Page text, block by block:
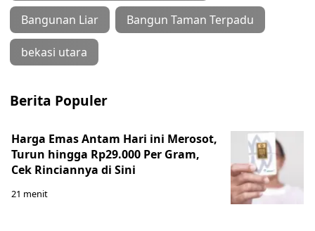
Bangunan Liar Bangun Taman Terpadu
bekasi utara
Berita Populer
Harga Emas Antam Hari ini Merosot,
Turun hingga Rp29.000 Per Gram,
Cek Rinciannya di Sini
21 menit